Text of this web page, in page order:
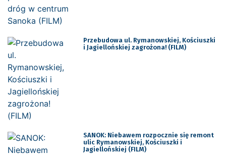
Przebudowa ul. Rymanowskiej, Kościuszki
i Jagiellońskiej zagrożona! (FILM)
SANOK: Niebawem rozpocznie się remont
ulic Rymanowskiej, Kościuszki i
Jagiellońskiej (FILM)